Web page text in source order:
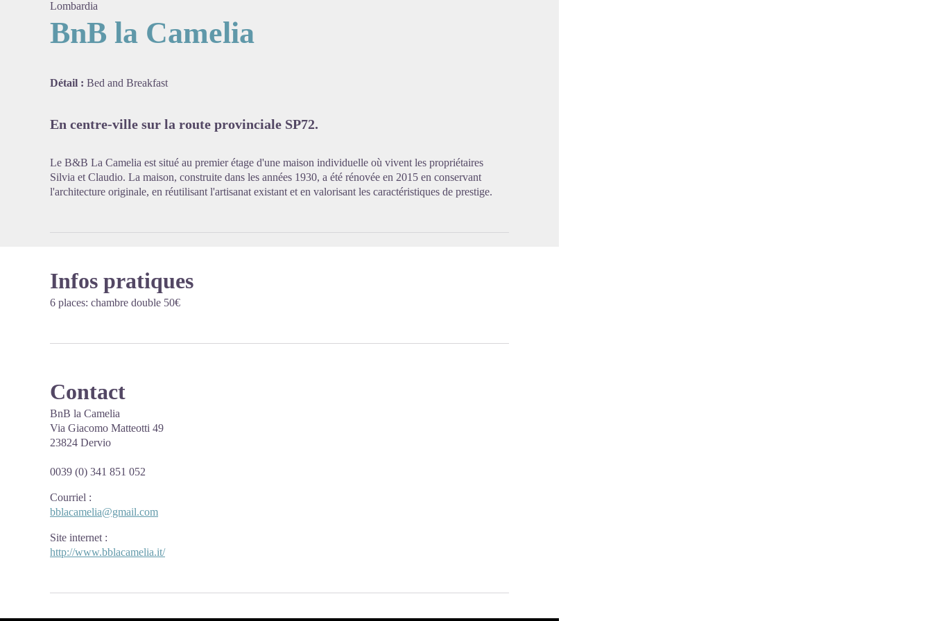
Lombardia
BnB la Camelia
Détail : Bed and Breakfast
En centre-ville sur la route provinciale SP72.
Le B&B La Camelia est situé au premier étage d'une maison individuelle où vivent les propriétaires
Silvia et Claudio. La maison, construite dans les années 1930, a été rénovée en 2015 en conservant
l'architecture originale, en réutilisant l'artisanat existant et en valorisant les caractéristiques de prestige.
Infos pratiques
6 places: chambre double 50€
Contact
BnB la Camelia
Via Giacomo Matteotti 49
23824 Dervio
0039 (0) 341 851 052
Courriel :
bblacamelia@gmail.com
Site internet :
http://www.bblacamelia.it/